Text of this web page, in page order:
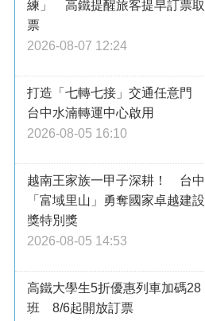
練」 高鐵提醒旅客提早訂票取
票
2026-08-07 12:24
打造「七轉七接」交通任意門
台中水湳轉運中心啟用
2026-08-05 16:10
越南王家族一甲子深耕！ 台中
「富域里山」勇奪國家卓越建設
獎特別獎
2026-08-05 14:53
高鐵大學生5折優惠列車加碼28
班 8/6起開放訂票